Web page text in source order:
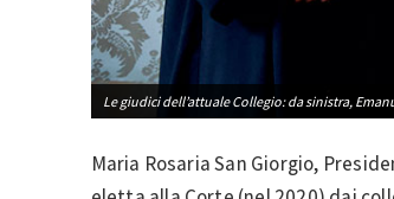
Le giudici dell’attuale Collegio: da sinistra,
Maria Rosaria San Giorgio,